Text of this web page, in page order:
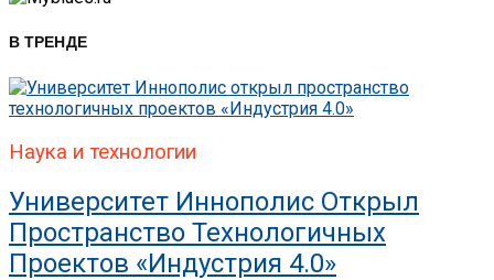
В ТРЕНДЕ
Наука и технологии
Университет Иннополис Открыл
Пространство Технологичных
Проектов «Индустрия 4.0»